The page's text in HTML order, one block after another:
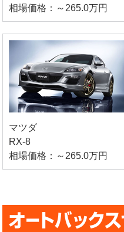
相場価格：～265.0万円
マツダ
RX-8
相場価格：～265.0万円